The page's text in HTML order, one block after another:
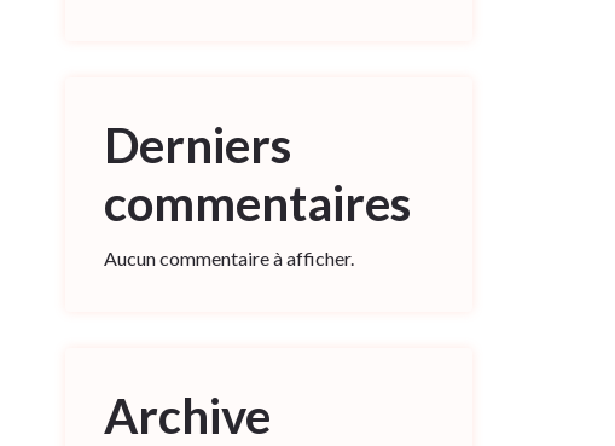
Derniers
commentaires
Aucun commentaire à afficher.
Archive